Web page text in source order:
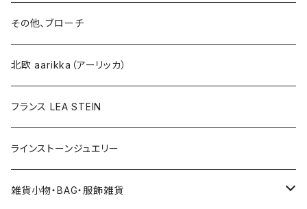
ブローチ
その他
ネックレス
その他、ブローチ
北欧 aarikka（アーリッカ）
フランス LEA STEIN
ラインストーンジュエリー
雑貨小物・BAG・服飾雑貨